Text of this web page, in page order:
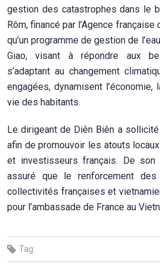
gestion des catastrophes dans le
Rôm, financé par l’Agence
qu’un programme de gestion de
Giao, visant à répondre aux
s’adaptant au changement
engagées, dynamisent
vie des habitants.
Le dirigeant de Diên Biên a sollicité
afin de promouvoir les atouts
et investisseurs français. De son
assuré que le renforcement
collectivités françaises et
pour l’ambassade de France au
Tag: